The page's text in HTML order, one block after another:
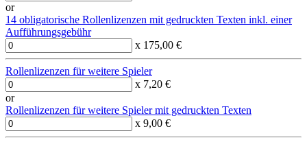
or
14 obligatorische Rollenlizenzen mit gedruckten Texten inkl. einer
Aufführungsgebühr
x 175,00 €
Rollenlizenzen für weitere Spieler
x 7,20 €
or
Rollenlizenzen für weitere Spieler mit gedruckten Texten
x 9,00 €